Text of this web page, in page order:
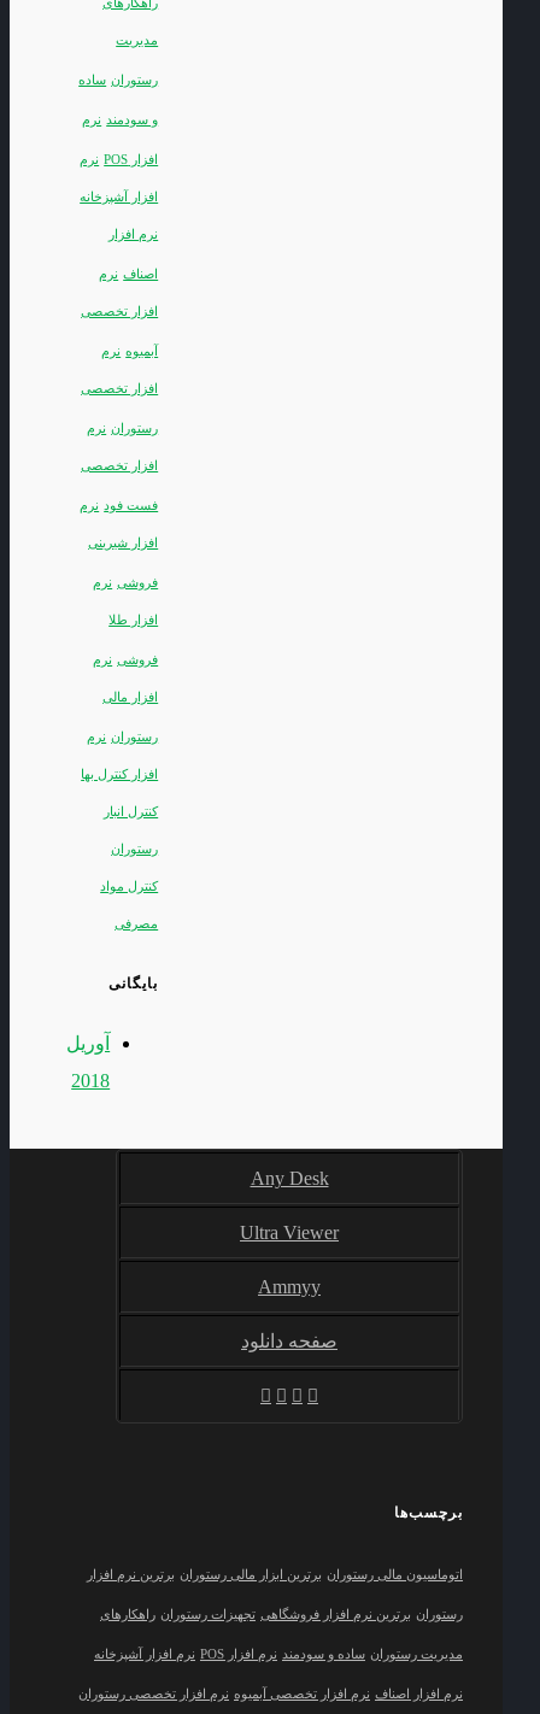
راهکارهای
مدیریت
رستوران ساده
و سودمند نرم
نرم
افزار آشپزخانه
نرم افزار
نرم
افزار تخصصی
نرم
افزار تخصصی
رستوران نرم
افزار تخصصی
فست فود نرم
افزار شیرینی
فروشی نرم
افزار طلا
فروشی نرم
افزار مالی
رستوران نرم
افزار کنترل بها
کنترل انبار
رستوران
کنترل مواد
مصرفی
بایگانی
آوریل
2018
Any Desk
Ultra Viewer
Ammyy
صفحه دانلود
برچسب‌ها
اتوماسیون مالی رستوران برترین ابزار مالی رستوران برترین نرم افزار
رستوران برترین نرم افزار فروشگاهی تجهیزات رستوران راهکارهای
مدیریت رستوران ساده و سودمند نرم افزار POS نرم افزار آشپزخانه
نرم افزار اصناف نرم افزار تخصصی آبمیوه نرم افزار تخصصی رستوران